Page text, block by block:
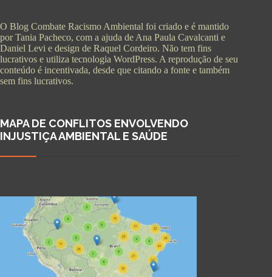
O Blog Combate Racismo Ambiental foi criado e é mantido
por Tania Pacheco, com a ajuda de Ana Paula Cavalcanti e
Daniel Levi e design de Raquel Cordeiro. Não tem fins
lucrativos e utiliza tecnologia WordPress. A reprodução de seu
conteúdo é incentivada, desde que citando a fonte e também
sem fins lucrativos.
MAPA DE CONFLITOS ENVOLVENDO
INJUSTIÇA AMBIENTAL E SAÚDE